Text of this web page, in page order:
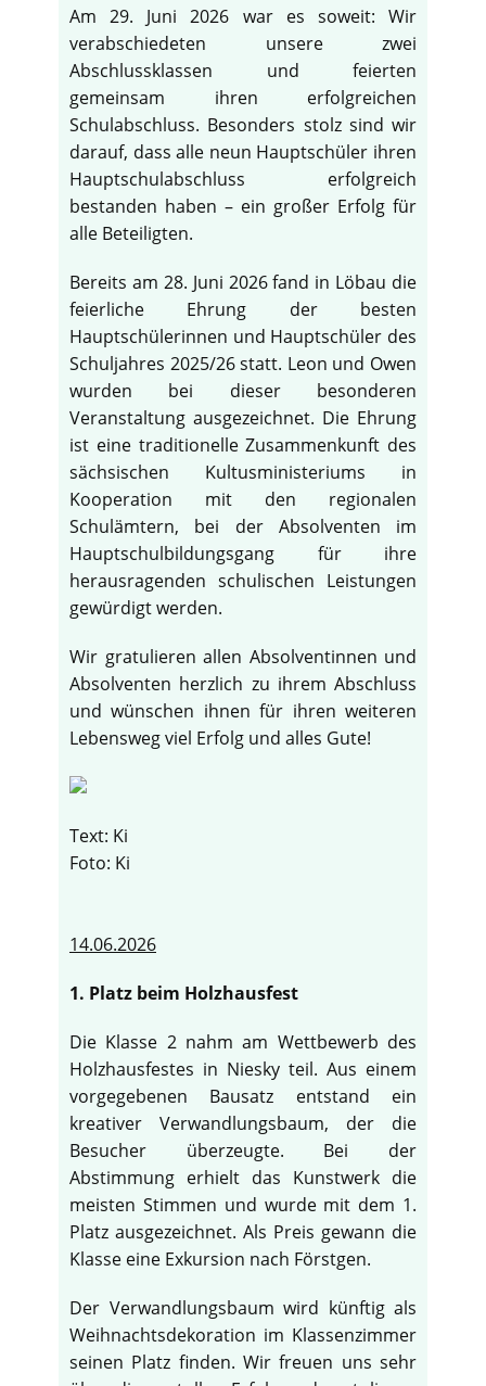
Am 29. Juni 2026 war es soweit: Wir
verabschiedeten unsere zwei
Abschlussklassen und feierten
gemeinsam ihren erfolgreichen
Schulabschluss. Besonders stolz sind wir
darauf, dass alle neun Hauptschüler ihren
Hauptschulabschluss erfolgreich
bestanden haben – ein großer Erfolg für
alle Beteiligten.
Bereits am 28. Juni 2026 fand in Löbau die
feierliche Ehrung der besten
Hauptschülerinnen und Hauptschüler des
Schuljahres 2025/26 statt. Leon und Owen
wurden bei dieser besonderen
Veranstaltung ausgezeichnet. Die Ehrung
ist eine traditionelle Zusammenkunft des
sächsischen Kultusministeriums in
Kooperation mit den regionalen
Schulämtern, bei der Absolventen im
Hauptschulbildungsgang für ihre
herausragenden schulischen Leistungen
gewürdigt werden.
Wir gratulieren allen Absolventinnen und
Absolventen herzlich zu ihrem Abschluss
und wünschen ihnen für ihren weiteren
Lebensweg viel Erfolg und alles Gute!
Text: Ki
Foto: Ki
14.06.2026
1. Platz beim Holzhausfest
Die Klasse 2 nahm am Wettbewerb des
Holzhausfestes in Niesky teil. Aus einem
vorgegebenen Bausatz entstand ein
kreativer Verwandlungsbaum, der die
Besucher überzeugte. Bei der
Abstimmung erhielt das Kunstwerk die
meisten Stimmen und wurde mit dem 1.
Platz ausgezeichnet. Als Preis gewann die
Klasse eine Exkursion nach Förstgen.
Der Verwandlungsbaum wird künftig als
Weihnachtsdekoration im Klassenzimmer
seinen Platz finden. Wir freuen uns sehr